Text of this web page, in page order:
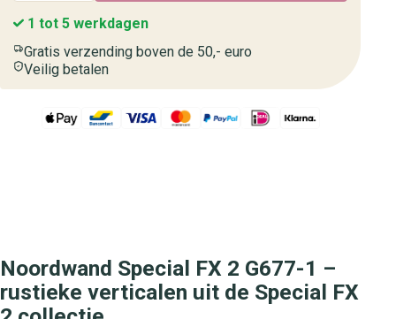
1 tot 5 werkdagen
Gratis verzending boven de 50,- euro
Veilig betalen
Noordwand Special FX 2 G677-1 –
rustieke verticalen uit de Special FX